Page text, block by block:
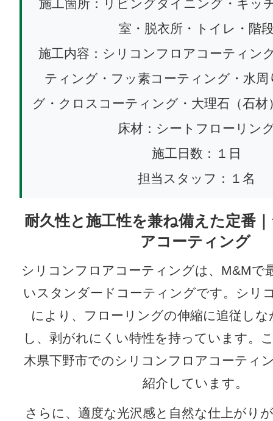
施工箇所：リビングダイニング・キッ
室・脱衣所・トイレ・階
施工内容：シリコンフロアコーティン
ティング・フッ素コーティング・水
グ・クロスコーティング・大理石（石
床材：シートフローリン
施工日数：１日
担当スタッフ：１名
耐久性と施工性を兼ね備えた定番
アコーティング
シリコンフロアコーティングは、M&Mで
いスタンダードコーティングです。シリ
により、フローリングの伸縮に追従しな
し、剥がれにくい特性を持っています。
木県下野市でのシリコンフロアコーティ
紹介しています。
さらに、適度な光沢感と自然な仕上がり